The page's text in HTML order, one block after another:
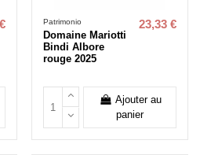
Patrimonio
Domaine Mariotti
Bindi Albore
rouge 2025
23,33 €
Ajouter au
panier